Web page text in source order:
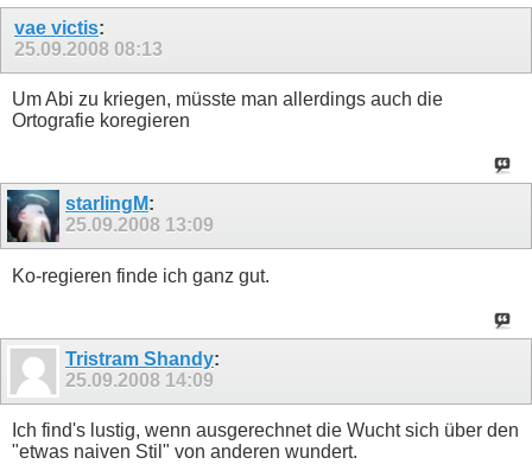
vae victis:
25.09.2008 08:13
Um Abi zu kriegen, müsste man allerdings auch die
Ortografie koregieren
starlingM:
25.09.2008 13:09
Ko-regieren finde ich ganz gut.
Tristram Shandy:
25.09.2008 14:09
Ich find's lustig, wenn ausgerechnet die Wucht sich über den
"etwas naiven Stil" von anderen wundert.